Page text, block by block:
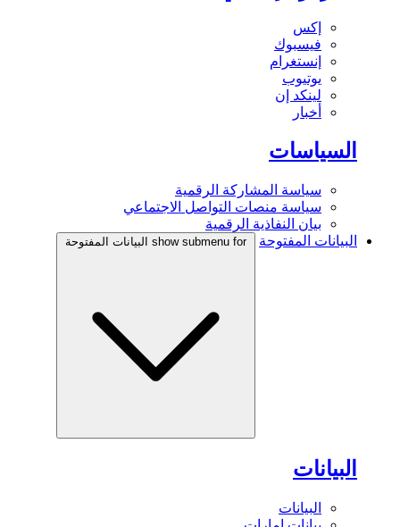
إكس
فيسبوك
إنستغرام
يوتيوب
لينكد إن
أخبار
السياسات
سياسة المشاركة الرقمية
سياسة منصات التواصل الاجتماعي
بيان النفاذية الرقمية
البيانات المفتوحة
show submenu for البيانات المفتوحة
البيانات
البيانات